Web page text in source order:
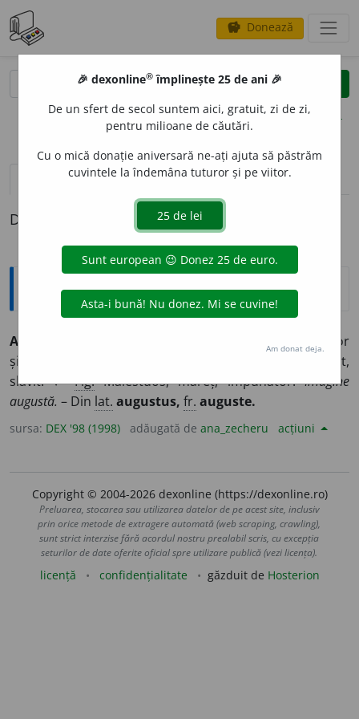
savings Donează
clear
opțiuni
definiții (1) pronunțievolume_up (50)
Definiția cu ID-ul 2480:
Explicative DEX
AUG
(Ca epitet dat monarhilor
și persoanelor din familiile domnitoare) Preamărit,
slăvit. ♦Fig.Maiestuos, măreț, impunător.Imagine
augustă. – Din lat. augustus, fr. auguste.
sursa: DEX '98 (1998) adăugată de ana_zecheru acțiuni
Copyright © 2004-2026 dexonline (https://dexonline.ro)
Preluarea, stocarea sau utilizarea datelor de pe acest site, inclusiv
prin orice metode de extragere automată (web scraping, crawling),
sunt strict interzise fără acordul nostru prealabil scris, cu excepția
seturilor de date oferite oficial spre utilizare publică (vezi licența).
licență confidențialitate găzduit de Hosterion
🎉 dexonline® împlinește 25 de ani 🎉
De un sfert de secol suntem aici, gratuit, zi de zi,
pentru milioane de căutări.
Cu o mică donație aniversară ne-ați ajuta să păstrăm
cuvintele la îndemâna tuturor și pe viitor.
Am donat deja.